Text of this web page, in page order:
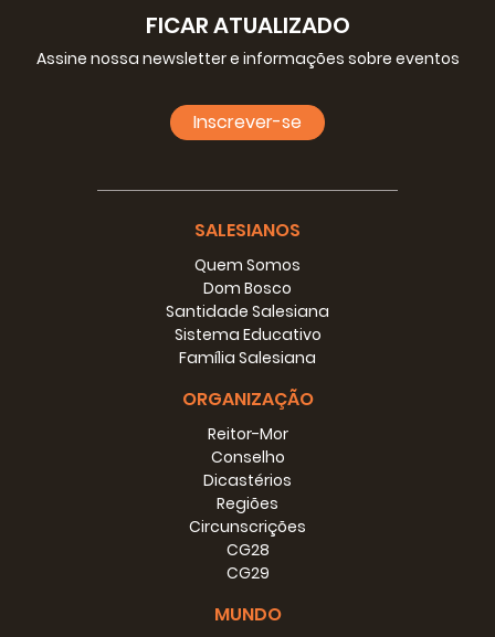
FICAR ATUALIZADO
Assine nossa newsletter e informações sobre eventos
Inscrever-se
SALESIANOS
Quem Somos
Dom Bosco
Santidade Salesiana
Sistema Educativo
Família Salesiana
ORGANIZAÇÃO
Reitor-Mor
Conselho
Dicastérios
Regiões
Circunscrições
CG28
CG29
MUNDO